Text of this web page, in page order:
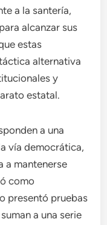
a la santería,
alcanzar sus
estas
alternativa
y
estatal.
a una
vía democrática,
a mantenerse
como
presentó pruebas
a una serie